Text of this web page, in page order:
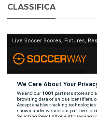
CLASSIFICA